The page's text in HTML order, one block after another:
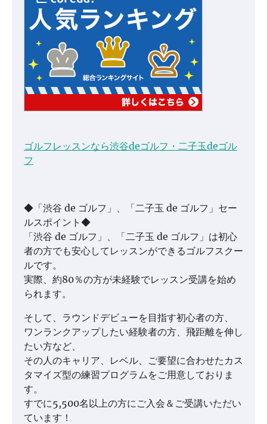
ゴルフレッスンなら渋谷deゴルフ・二子玉deゴル
フ
◆「渋谷 de ゴルフ」、「二子玉 de ゴルフ」セー
ルスポイント◆
「渋谷 de ゴルフ」、「二子玉 de ゴルフ」は初心
者の方でも安心してレッスンができるゴルフスクー
ルです。
実際、約80％の方が未経験でレッスン受講を始め
られます。
そして、ラウンドデビューを目指す初心者の方、
ワンランクアップしたい経験者の方、飛距離を伸し
たい方など、
その人のキャリア、レベル、ご要望に合わせたカス
タマイズ型の練習プログラムをご用意しておりま
す。
すでに5,500名以上の方にご入会＆ご受講いただい
ています！